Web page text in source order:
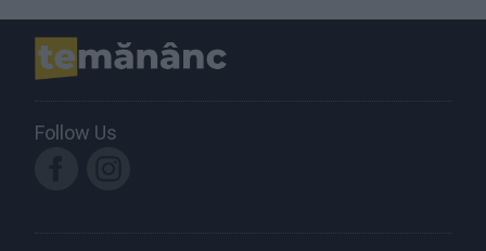
Follow Us